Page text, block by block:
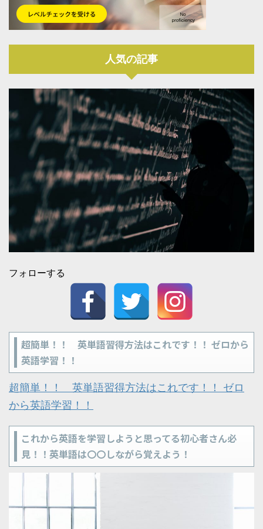
人気の記事
フォローする
超簡単！！ 英単語習得方法はこれです！！ ゼロから
英語学習！！
超簡単！！ 英単語習得方法はこれです！！ ゼロ
から英語学習！！
これから英語を学習しようと思ってる初心者さん必
見！！英単語は〇〇しながら覚えよう！